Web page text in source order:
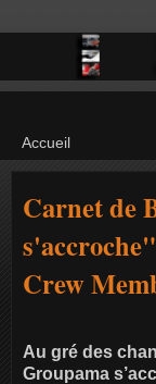
Carnet de
Crew
Au gré des
Groupama